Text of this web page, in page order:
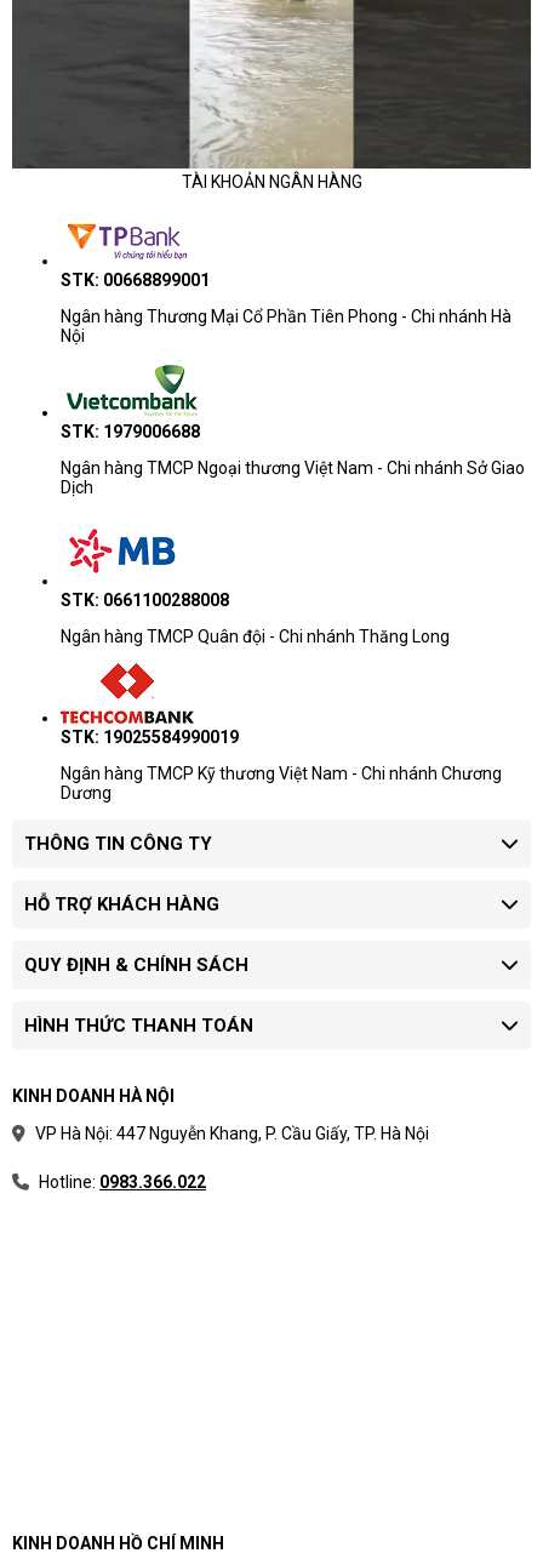
TÀI KHOẢN NGÂN HÀNG
STK: 00668899001
Ngân hàng Thương Mại Cổ Phần Tiên Phong - Chi nhánh Hà
Nội
STK: 1979006688
Ngân hàng TMCP Ngoại thương Việt Nam - Chi nhánh Sở Giao
Dịch
STK: 0661100288008
Ngân hàng TMCP Quân đội - Chi nhánh Thăng Long
STK: 19025584990019
Ngân hàng TMCP Kỹ thương Việt Nam - Chi nhánh Chương
Dương
THÔNG TIN CÔNG TY
HỖ TRỢ KHÁCH HÀNG
QUY ĐỊNH & CHÍNH SÁCH
HÌNH THỨC THANH TOÁN
KINH DOANH HÀ NỘI
VP Hà Nội: 447 Nguyễn Khang, P. Cầu Giấy, TP. Hà Nội
Hotline: 0983.366.022
KINH DOANH HỒ CHÍ MINH